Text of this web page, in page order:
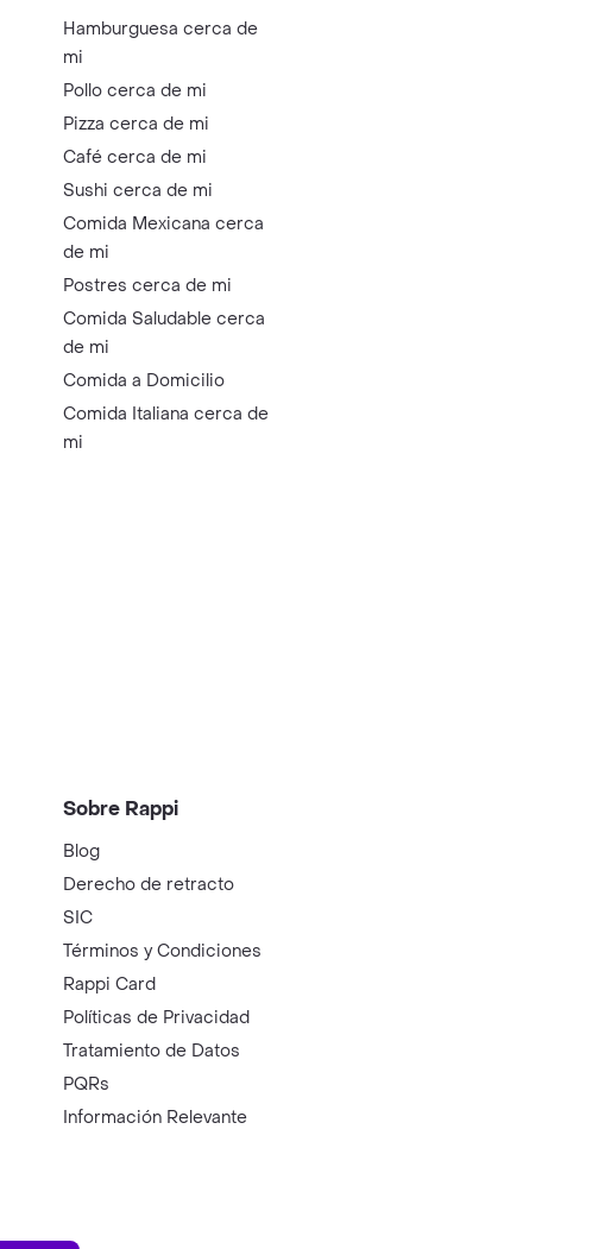
Hamburguesa cerca de
mi
Pollo cerca de mi
Pizza cerca de mi
Café cerca de mi
Sushi cerca de mi
Comida Mexicana cerca
de mi
Postres cerca de mi
Comida Saludable cerca
de mi
Comida a Domicilio
Comida Italiana cerca de
mi
Sobre Rappi
Blog
Derecho de retracto
SIC
Términos y Condiciones
Rappi Card
Políticas de Privacidad
Tratamiento de Datos
PQRs
Información Relevante